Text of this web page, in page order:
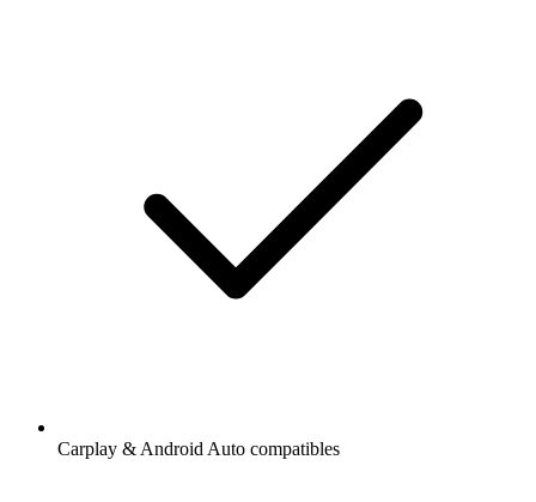
Carplay & Android Auto compatibles